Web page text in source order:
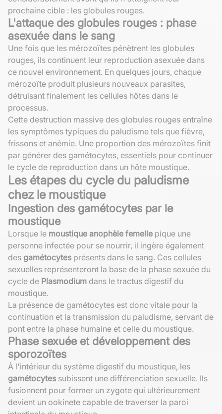
prochaine cible : les globules rouges.
L'attaque des globules rouges : phase
asexuée dans le sang
Une fois que les mérozoïtes pénètrent les globules
rouges, ils continuent leur reproduction asexuée dans
ce nouvel environnement. En quelques jours, chaque
mérozoïte produit plusieurs nouveaux parasites,
détruisant finalement les cellules hôtes dans le
processus.
Cette destruction massive des globules rouges entraîne
les symptômes typiques du paludisme tels que fièvre,
frissons et anémie. Une proportion des mérozoïtes finit
par générer des gamétocytes, essentiels pour continuer
le cycle de reproduction dans un hôte moustique.
Les étapes du cycle du paludisme
chez le moustique
Ingestion des gamétocytes par le
moustique
Lorsque le moustique anophèle femelle pique une
personne infectée pour se nourrir, il ingère également
des gamétocytes présents dans le sang. Ces cellules
sexuelles représenteront la base de la phase sexuée du
cycle de Plasmodium dans le tractus digestif du
moustique.
La présence de gamétocytes est donc vitale pour la
continuation et la transmission du paludisme, servant de
pont entre la phase humaine et celle du moustique.
Phase sexuée et développement des
sporozoïtes
À l'intérieur du système digestif du moustique, les
gamétocytes subissent une différenciation sexuelle. Ils
fusionnent pour former un zygote qui ultérieurement
devient un ookinete capable de traverser la paroi